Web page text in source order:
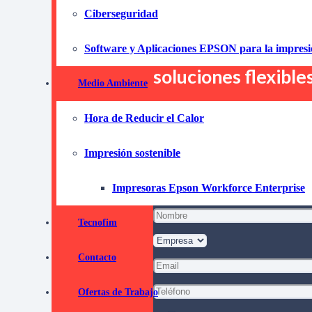
Ciberseguridad
Software y Aplicaciones EPSON para la
Medio Ambiente
Hora de Reducir el Calor
Impresión sostenible
Impresoras Epson Workforce Enterprise
Tecnofim
Contacto
Ofertas de Trabajo
Descubre cómo
localidad de
soluciones
Pida